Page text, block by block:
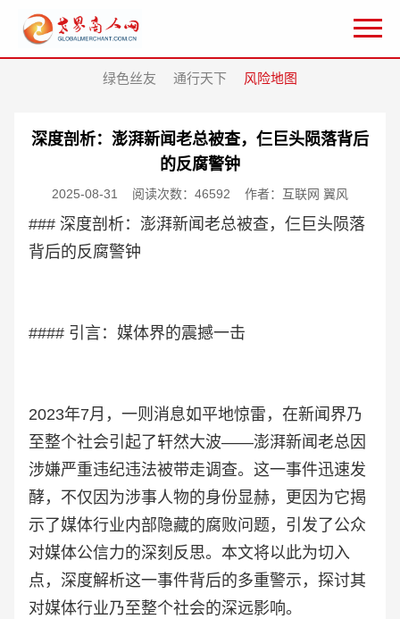
绿色丝友 通行天下 风险地图
深度剖析：澎湃新闻老总被查，仨巨头陨落背后
的反腐警钟
2025-08-31 阅读次数：46592 作者：互联网 翼风
### 深度剖析：澎湃新闻老总被查，仨巨头陨落
背后的反腐警钟
#### 引言：媒体界的震撼一击
2023年7月，一则消息如平地惊雷，在新闻界乃
至整个社会引起了轩然大波——澎湃新闻老总因
涉嫌严重违纪违法被带走调查。这一事件迅速发
酵，不仅因为涉事人物的身份显赫，更因为它揭
示了媒体行业内部隐藏的腐败问题，引发了公众
对媒体公信力的深刻反思。本文将以此为切入
点，深度解析这一事件背后的多重警示，探讨其
对媒体行业乃至整个社会的深远影响。